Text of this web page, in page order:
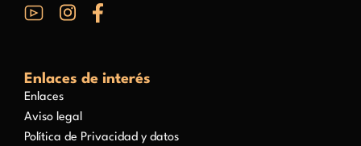
Enlaces de interés
Enlaces
Aviso legal
Política de Privacidad y datos